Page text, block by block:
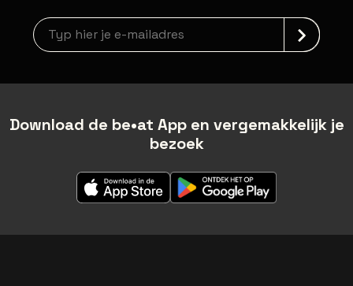
Nieuwsbrief aanmelding
Download de be•at App en vergemakkelijk je
bezoek